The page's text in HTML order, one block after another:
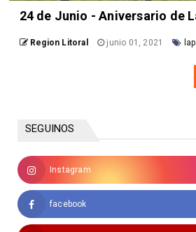
24 de Junio - Aniversario de
Region Litoral junio 01, 2021
SEGUINOS
Instagram
facebook